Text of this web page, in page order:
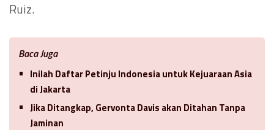
Ruiz.
Baca Juga
Inilah Daftar Petinju Indonesia untuk Kejuaraan Asia
di Jakarta
Jika Ditangkap, Gervonta Davis akan Ditahan Tanpa
Jaminan